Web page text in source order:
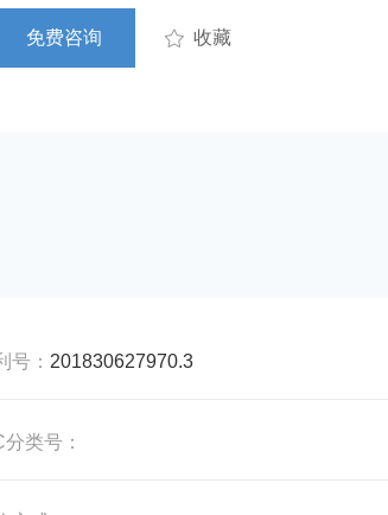
免费咨询 收藏
号： 201830627970.3
分类号：